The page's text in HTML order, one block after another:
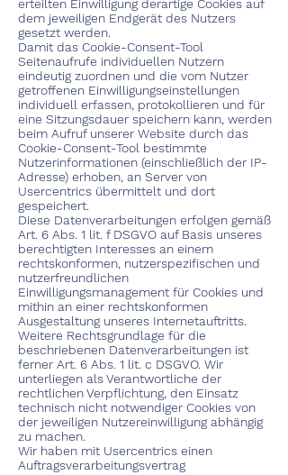
erteilten Einwilligung derartige Cookies auf
dem jeweiligen Endgerät des Nutzers
gesetzt werden.
Damit das Cookie-Consent-Tool
Seitenaufrufe individuellen Nutzern
eindeutig zuordnen und die vom Nutzer
getroffenen Einwilligungseinstellungen
individuell erfassen, protokollieren und für
eine Sitzungsdauer speichern kann, werden
beim Aufruf unserer Website durch das
Cookie-Consent-Tool bestimmte
Nutzerinformationen (einschließlich der IP-
Adresse) erhoben, an Server von
Usercentrics übermittelt und dort
gespeichert.
Diese Datenverarbeitungen erfolgen gemäß
Art. 6 Abs. 1 lit. f DSGVO auf Basis unseres
berechtigten Interesses an einem
rechtskonformen, nutzerspezifischen und
nutzerfreundlichen
Einwilligungsmanagement für Cookies und
mithin an einer rechtskonformen
Ausgestaltung unseres Internetauftritts.
Weitere Rechtsgrundlage für die
beschriebenen Datenverarbeitungen ist
ferner Art. 6 Abs. 1 lit. c DSGVO. Wir
unterliegen als Verantwortliche der
rechtlichen Verpflichtung, den Einsatz
technisch nicht notwendiger Cookies von
der jeweiligen Nutzereinwilligung abhängig
zu machen.
Wir haben mit Usercentrics einen
Auftragsverarbeitungsvertrag